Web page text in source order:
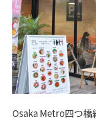
Osaka Metro四つ